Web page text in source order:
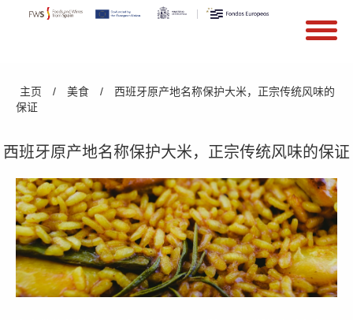
Search form
主页 / 美食 /
西班牙原产地名称保护大米，正宗传统风味的
保证
西班牙原产地名称保护大米，正宗传统风味的保证